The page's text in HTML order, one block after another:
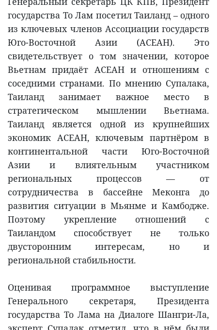
государства То Лам посетил Таиланд – одного
из ключевых членов Ассоциации государств
Юго-Восточной Азии (АСЕАН). Это
свидетельствует о том значении, которое
Вьетнам придаёт АСЕАН и отношениям с
соседними странами. По мнению Супалака,
Таиланд занимает важное место в
стратегическом мышлении Вьетнама.
Таиланд является одной из крупнейших
экономик АСЕАН, ключевым партнёром в
континентальной части Юго-Восточной
Азии и влиятельным участником
региональных процессов — от
сотрудничества в бассейне Меконга до
развития ситуации в Мьянме и Камбодже.
Поэтому укрепление отношений с
Таиландом способствует не только
двусторонним интересам, но и
региональной стабильности.
Оценивая программное выступление
Генерального секретаря, Президента
государства То Лама на Диалоге Шангри-Ла,